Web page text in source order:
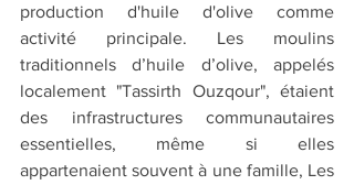
production d'huile d'olive comme
activité principale. Les moulins
traditionnels d’huile d’olive, appelés
localement "Tassirth Ouzqour", étaient
des infrastructures communautaires
essentielles, même si elles
appartenaient souvent à une famille, Les